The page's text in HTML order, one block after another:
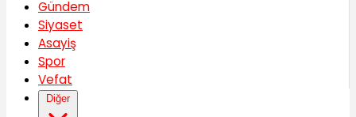
Gündem
Siyaset
Asayiş
Spor
Vefat
Diğer